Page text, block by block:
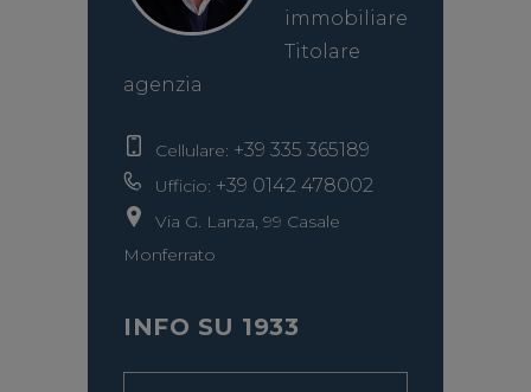
immobiliare
Titolare
agenzia
Cellulare: +39 335 365189
Ufficio: +39 0142 478002
Via G. Lanza, 99 Casale
Monferrato
INFO SU 1933